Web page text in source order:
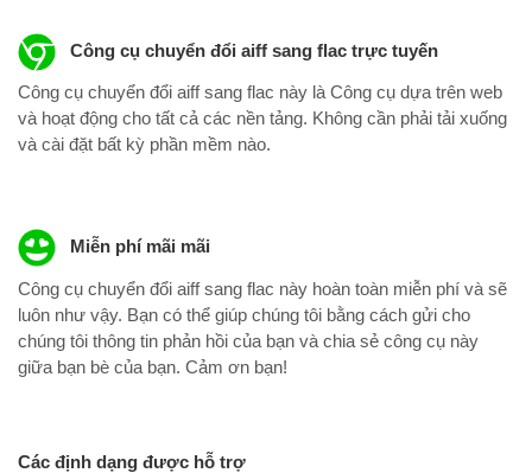
Công cụ chuyển đổi aiff sang flac trực tuyến
Công cụ chuyển đổi aiff sang flac này là Công cụ dựa trên web
và hoạt động cho tất cả các nền tảng. Không cần phải tải xuống
và cài đặt bất kỳ phần mềm nào.
Miễn phí mãi mãi
Công cụ chuyển đổi aiff sang flac này hoàn toàn miễn phí và sẽ
luôn như vậy. Bạn có thể giúp chúng tôi bằng cách gửi cho
chúng tôi thông tin phản hồi của bạn và chia sẻ công cụ này
giữa bạn bè của bạn. Cảm ơn bạn!
Các định dạng được hỗ trợ